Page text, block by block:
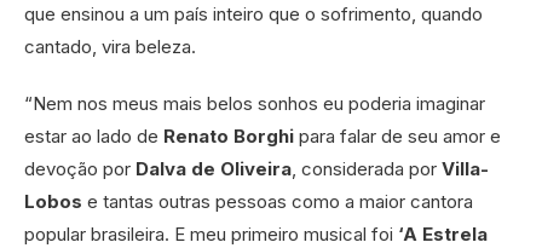
que ensinou a um país inteiro que o sofrimento, quando
cantado, vira beleza.
“Nem nos meus mais belos sonhos eu poderia imaginar
estar ao lado de Renato Borghi para falar de seu amor e
devoção por Dalva de Oliveira , considerada por Villa-
Lobos e tantas outras pessoas como a maior cantora
popular brasileira. E meu primeiro musical foi ‘A Estrela